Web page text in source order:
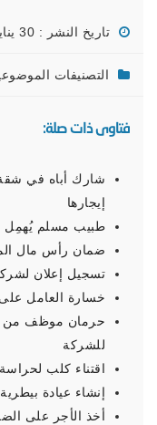
تاريخ النشر : 30 يناير, 2012
التصنيفات
فتاوى ذات صلة:
شارك أباه في
إيجارها
طبيب مسلم يُهمِل
ضمان رأس مال
تسجيل إعلان
خسارة العامل
حرمان موظف من
للشركة
اقتناء كلب لحراسة
إنشاء عيادة
أخذ الأجر على